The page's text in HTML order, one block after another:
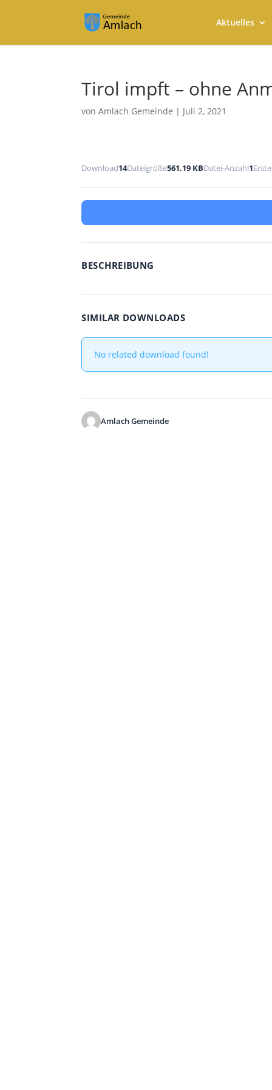
Aktuelles
Tirol impft – ohne
vonAmlach Gemeinde | Juli 2, 2021
Download14Dateigröße561.19 KBDatei-Anzahl1
BESCHREIBUNG
SIMILAR DOWNLOADS
No related download found!
Amlach Gemeinde